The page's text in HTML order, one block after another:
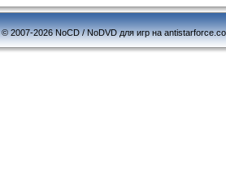
© 2007-2026 NoCD / NoDVD для игр на